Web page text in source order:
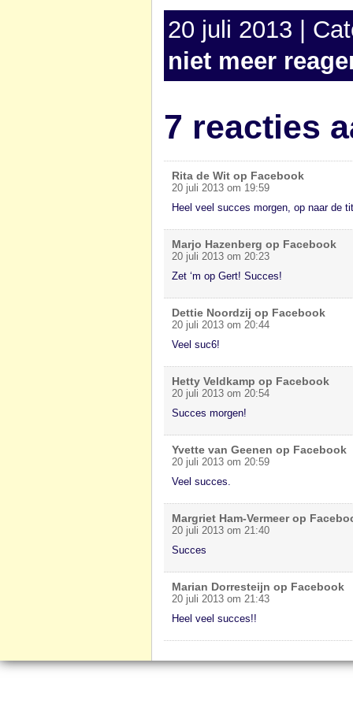
20 juli 2013 |
niet meer
7 reacties
Rita de Wit op Facebook
20 juli 2013 om 19:59
Heel veel succes morgen, op naar de
Marjo Hazenberg op Facebook
20 juli 2013 om 20:23
Zet ‘m op Gert! Succes!
Dettie Noordzij op Facebook
20 juli 2013 om 20:44
Veel suc6!
Hetty Veldkamp op Facebook
20 juli 2013 om 20:54
Succes morgen!
Yvette van Geenen op Facebook
20 juli 2013 om 20:59
Veel succes.
Margriet Ham-Vermeer op
20 juli 2013 om 21:40
Succes
Marian Dorresteijn op Facebook
20 juli 2013 om 21:43
Heel veel succes!!